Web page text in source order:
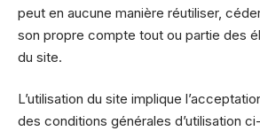
peut en aucune manière réutiliser,
son propre compte tout ou partie des
du site.
L’utilisation du site implique
des conditions générales d’utilisation